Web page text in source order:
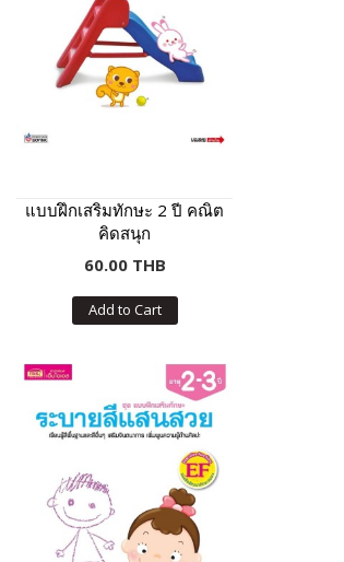
แบบฝึกเสริมทักษะ 2 ปี คณิต
คิดสนุก
60.00 THB
Add to Cart